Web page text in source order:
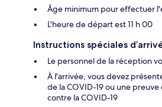
Âge minimum pour effectuer
L'heure de départ est 11 h 00
Instructions spéciales
Le personnel de la réception
À l'arrivée, vous devez
de la COVID-19 ou une
contre la COVID-19